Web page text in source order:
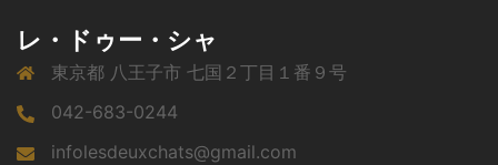
レ・ドゥー・シャ
東京都 八王子市 七国２丁目１番９号
042-683-0244
infolesdeuxchats@gmail.com